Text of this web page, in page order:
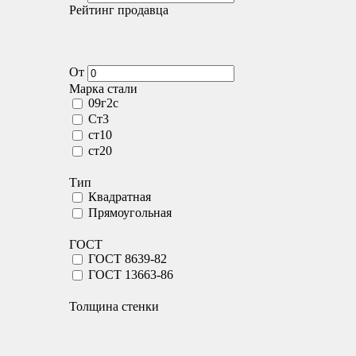
Рейтинг продавца
От
Марка стали
09г2с
Ст3
ст10
ст20
Тип
Квадратная
Прямоугольная
ГОСТ
ГОСТ 8639-82
ГОСТ 13663-86
Толщина стенки